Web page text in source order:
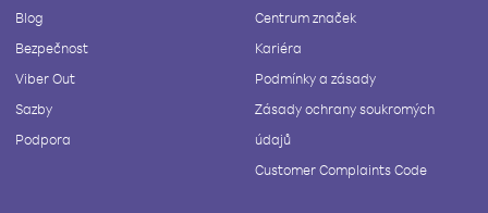
Blog
Bezpečnost
Viber Out
Sazby
Podpora
Centrum značek
Kariéra
Podmínky a zásady
Zásady ochrany soukromých
údajů
Customer Complaints Code